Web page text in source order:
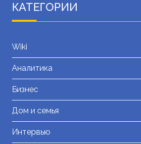
КАТЕГОРИИ
Wiki
Аналитика
Бизнес
Дом и семья
Интервью